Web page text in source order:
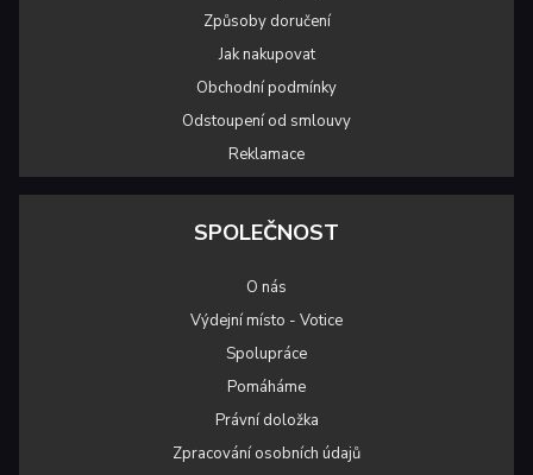
Způsoby doručení
Jak nakupovat
Obchodní podmínky
Odstoupení od smlouvy
Reklamace
SPOLEČNOST
O nás
Výdejní místo - Votice
Spolupráce
Pomáháme
Právní doložka
Zpracování osobních údajů